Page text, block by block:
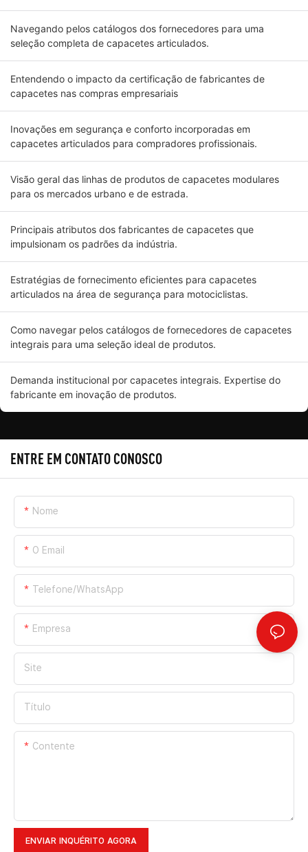
Navegando pelos catálogos dos fornecedores para uma
seleção completa de capacetes articulados.
Entendendo o impacto da certificação de fabricantes de
capacetes nas compras empresariais
Inovações em segurança e conforto incorporadas em
capacetes articulados para compradores profissionais.
Visão geral das linhas de produtos de capacetes modulares
para os mercados urbano e de estrada.
Principais atributos dos fabricantes de capacetes que
impulsionam os padrões da indústria.
Estratégias de fornecimento eficientes para capacetes
articulados na área de segurança para motociclistas.
Como navegar pelos catálogos de fornecedores de capacetes
integrais para uma seleção ideal de produtos.
Demanda institucional por capacetes integrais. Expertise do
fabricante em inovação de produtos.
ENTRE EM CONTATO CONOSCO
Nome
O Email
Telefone/WhatsApp
Empresa
Site
Título
Contente
ENVIAR INQUÉRITO AGORA